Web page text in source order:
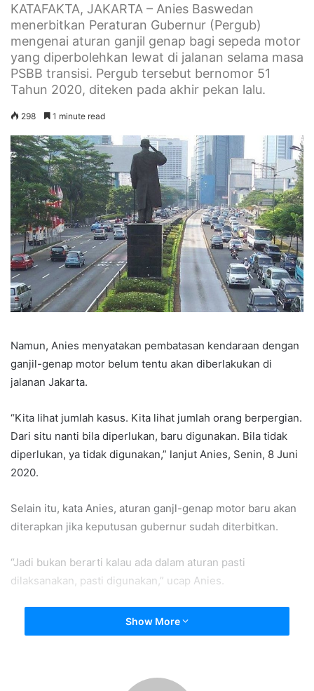
KATAFAKTA, JAKARTA – Anies Baswedan
menerbitkan Peraturan Gubernur (Pergub)
mengenai aturan ganjil genap bagi sepeda motor
yang diperbolehkan lewat di jalanan selama masa
PSBB transisi. Pergub tersebut bernomor 51
Tahun 2020, diteken pada akhir pekan lalu.
298 1 minute read
Namun, Anies menyatakan pembatasan kendaraan dengan
ganjil-genap motor belum tentu akan diberlakukan di
jalanan Jakarta.
“Kita lihat jumlah kasus. Kita lihat jumlah orang berpergian.
Dari situ nanti bila diperlukan, baru digunakan. Bila tidak
diperlukan, ya tidak digunakan,” lanjut Anies, Senin, 8 Juni
2020.
Selain itu, kata Anies, aturan ganjl-genap motor baru akan
diterapkan jika keputusan gubernur sudah diterbitkan.
“Jadi bukan berarti kalau ada dalam aturan pasti
dilaksanakan, pasti digunakan,” ucap Anies.
Soal pembatasan kendaraan melalui sistem ganjil genap
tertulis pada Pasal 17 dan 18.
mobil beroperasi dengan prinsip ganjil-genap pada
Show More